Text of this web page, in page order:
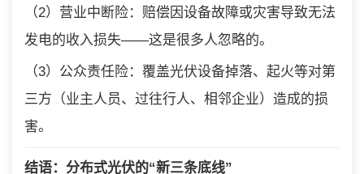
（2）营业中断险：赔偿因设备故障或灾害导致无法
发电的收入损失——这是很多人忽略的。
（3）公众责任险：覆盖光伏设备掉落、起火等对第
三方（业主人员、过往行人、相邻企业）造成的损
害。
结语：分布式光伏的“新三条底线”